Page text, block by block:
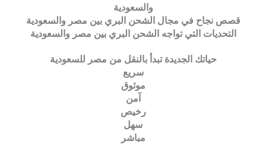
والسعودية
قصص نجاح في مجال الشحن البري بين مصر والسعودية
التحديات التي تواجه الشحن البري بين مصر والسعودية
حياتك الجديدة تبدأ بالنقل من مصر للسعودية
سريع
موثوق
آمن
رخيص
سهل
مباشر